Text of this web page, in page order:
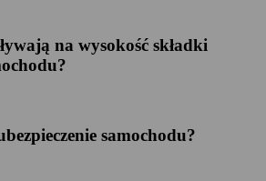
na wysokość składki
samochodu?